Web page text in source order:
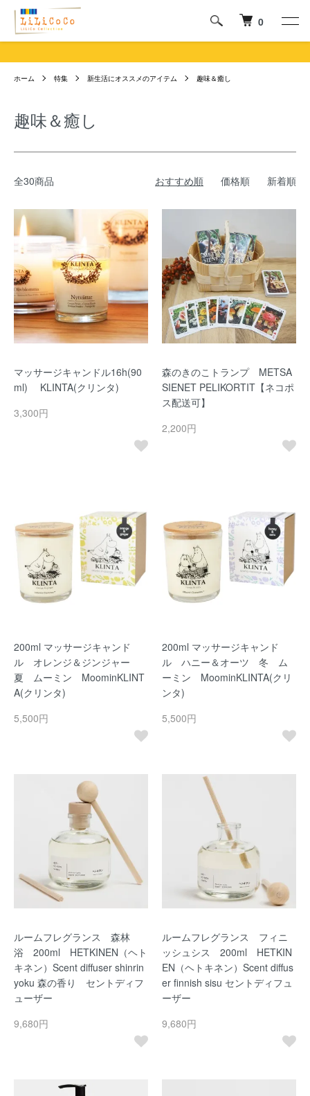
0
ホーム 特集 新生活にオススメのアイテム 趣味＆癒し
趣味＆癒し
全30商品 おすすめ順 価格順 新着順
マッサージキャンドル16h(90
ml) KLINTA(クリンタ)
3,300円
森のきのこトランプ METSA
SIENET PELIKORTIT【ネコポ
ス配送可】
2,200円
200ml マッサージキャンド
ル オレンジ＆ジンジャー
夏 ムーミン MoominKLINT
A(クリンタ)
5,500円
200ml マッサージキャンド
ル ハニー＆オーツ 冬 ム
ーミン MoominKLINTA(クリ
ンタ)
5,500円
ルームフレグランス 森林
浴 200ml HETKINEN（ヘト
キネン）Scent diffuser shinrin
yoku 森の香り セントディフ
ューザー
9,680円
ルームフレグランス フィニ
ッシュシス 200ml HETKIN
EN（ヘトキネン）Scent diffus
er finnish sisu セントディフュ
ーザー
9,680円